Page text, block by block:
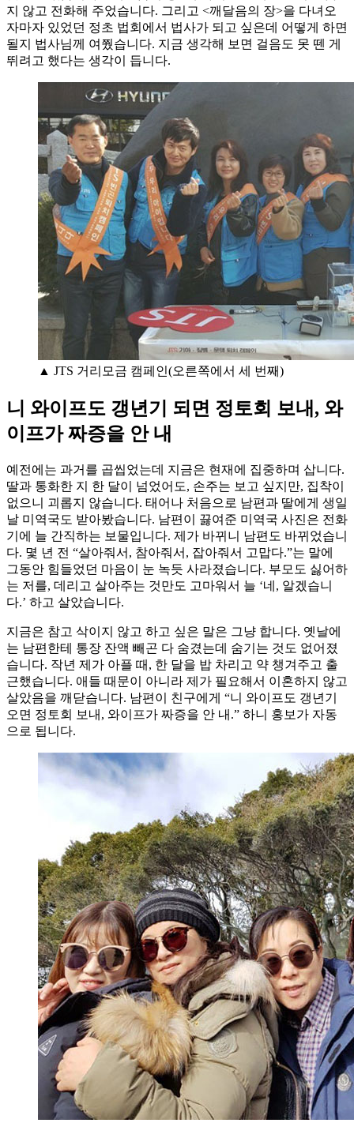
지 않고 전화해 주었습니다. 그리고 <깨달음의 장>을 다녀오
자마자 있었던 정초 법회에서 법사가 되고 싶은데 어떻게 하면
될지 법사님께 여쭸습니다. 지금 생각해 보면 걸음도 못 뗀 게
뛰려고 했다는 생각이 듭니다.
▲ JTS 거리모금 캠페인(오른쪽에서 세 번째)
니 와이프도 갱년기 되면 정토회 보내, 와
이프가 짜증을 안 내
예전에는 과거를 곱씹었는데 지금은 현재에 집중하며 삽니다.
딸과 통화한 지 한 달이 넘었어도, 손주는 보고 싶지만, 집착이
없으니 괴롭지 않습니다. 태어나 처음으로 남편과 딸에게 생일
날 미역국도 받아봤습니다. 남편이 끓여준 미역국 사진은 전화
기에 늘 간직하는 보물입니다. 제가 바뀌니 남편도 바뀌었습니
다. 몇 년 전 “살아줘서, 참아줘서, 잡아줘서 고맙다.”는 말에
그동안 힘들었던 마음이 눈 녹듯 사라졌습니다. 부모도 싫어하
는 저를, 데리고 살아주는 것만도 고마워서 늘 ‘네, 알겠습니
다.’ 하고 살았습니다.
지금은 참고 삭이지 않고 하고 싶은 말은 그냥 합니다. 옛날에
는 남편한테 통장 잔액 빼곤 다 숨겼는데 숨기는 것도 없어졌
습니다. 작년 제가 아플 때, 한 달을 밥 차리고 약 챙겨주고 출
근했습니다. 애들 때문이 아니라 제가 필요해서 이혼하지 않고
살았음을 깨닫습니다. 남편이 친구에게 “니 와이프도 갱년기
오면 정토회 보내, 와이프가 짜증을 안 내.” 하니 홍보가 자동
으로 됩니다.